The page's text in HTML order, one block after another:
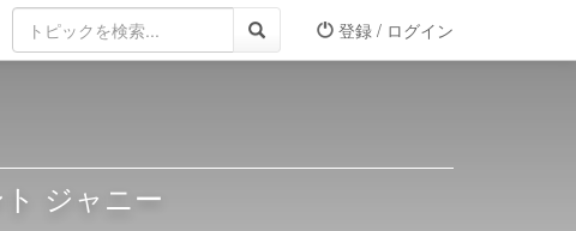
登録 / ログイン
ジャニー